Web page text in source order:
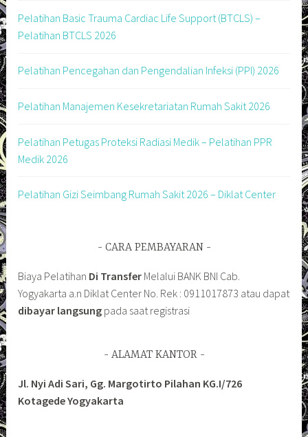
Pelatihan Basic Trauma Cardiac Life Support (BTCLS) –
Pelatihan BTCLS 2026
Pelatihan Pencegahan dan Pengendalian Infeksi (PPI) 2026
Pelatihan Manajemen Kesekretariatan Rumah Sakit 2026
Pelatihan Petugas Proteksi Radiasi Medik – Pelatihan PPR
Medik 2026
Pelatihan Gizi Seimbang Rumah Sakit 2026 – Diklat Center
CARA PEMBAYARAN
Biaya Pelatihan Di Transfer Melalui BANK BNI Cab.
Yogyakarta a.n Diklat Center No. Rek : 0911017873 atau dapat
dibayar langsung pada saat registrasi
ALAMAT KANTOR
Jl. Nyi Adi Sari, Gg. Margotirto Pilahan KG.I/726
Kotagede Yogyakarta